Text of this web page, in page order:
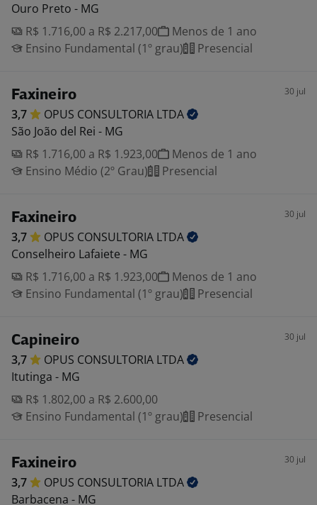
Ouro Preto - MG
R$ 1.716,00 a R$ 2.217,00
Menos de 1 ano
Ensino Fundamental (1º grau)
Presencial
Faxineiro 30 jul
3,7 OPUS CONSULTORIA LTDA
São João del Rei - MG
R$ 1.716,00 a R$ 1.923,00
Menos de 1 ano
Ensino Médio (2º Grau)
Presencial
Faxineiro 30 jul
3,7 OPUS CONSULTORIA LTDA
Conselheiro Lafaiete - MG
R$ 1.716,00 a R$ 1.923,00
Menos de 1 ano
Ensino Fundamental (1º grau)
Presencial
Capineiro 30 jul
3,7 OPUS CONSULTORIA LTDA
Itutinga - MG
R$ 1.802,00 a R$ 2.600,00
Ensino Fundamental (1º grau)
Presencial
Faxineiro 30 jul
3,7 OPUS CONSULTORIA LTDA
Barbacena - MG